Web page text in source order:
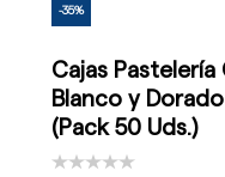
-35%
Cajas
Blanco y
(Pack 50 Uds.)